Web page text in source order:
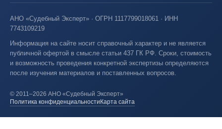
АНО «Судебный Эксперт» · ОГРН 1117799018061 · ИНН
7743109219
Информация на сайте носит справочный характер и не является
публичной офертой в смысле статьи 437 ГК РФ. Сроки, стоимость
и возможность проведения конкретной экспертизы определяются
после изучения материалов и поставленных вопросов.
© 2011–2026 АНО «Судебный Эксперт»
Политика конфиденциальностиКарта сайта